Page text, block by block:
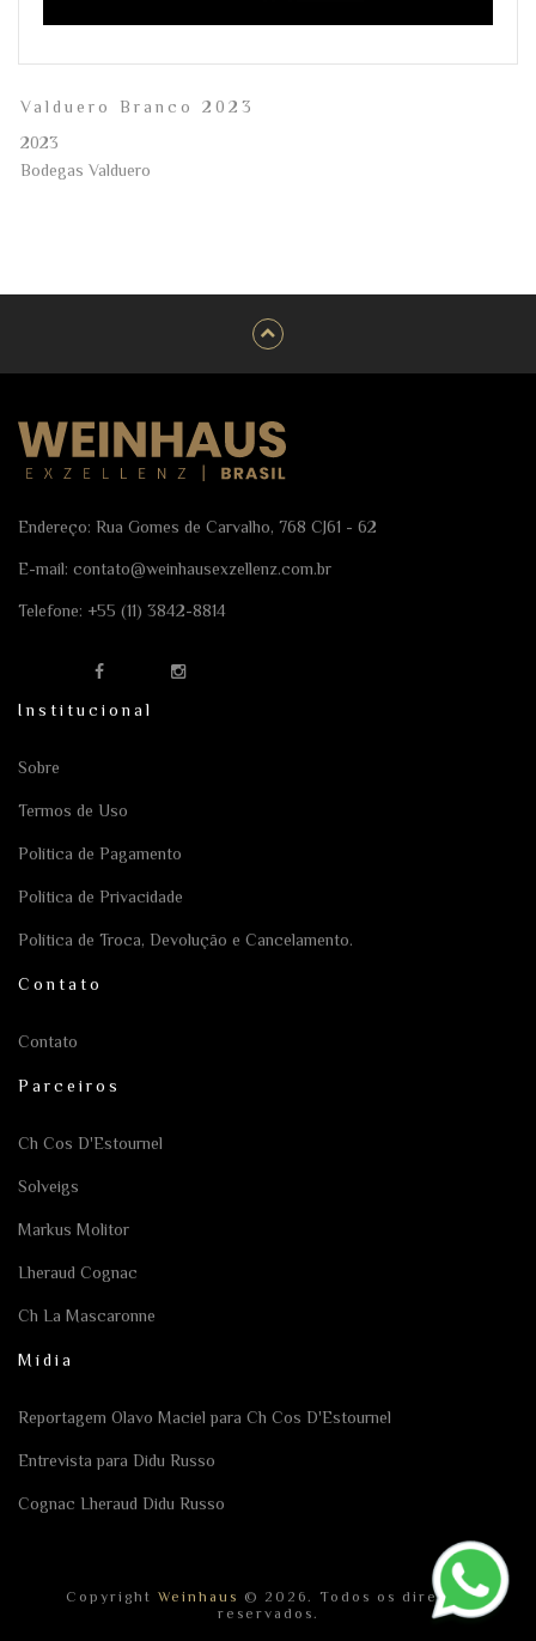
Valduero Branco 2023
2023
Bodegas Valduero
Endereço: Rua Gomes de Carvalho, 768 CJ61 - 62
E-mail: contato@weinhausexzellenz.com.br
Telefone: +55 (11) 3842-8814
Institucional
Sobre
Termos de Uso
Política de Pagamento
Política de Privacidade
Política de Troca, Devolução e Cancelamento.
Contato
Contato
Parceiros
Ch Cos D'Estournel
Solveigs
Markus Molitor
Lheraud Cognac
Ch La Mascaronne
Mídia
Reportagem Olavo Maciel para Ch Cos D'Estournel
Entrevista para Didu Russo
Cognac Lheraud Didu Russo
Copyright Weinhaus © 2026. Todos os direitos
reservados.